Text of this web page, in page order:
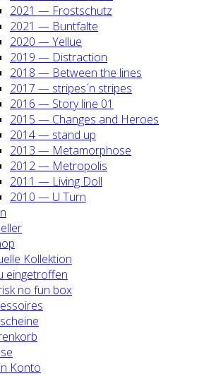
2021 — Frost­schutz
2021 — Bunt­fal­te
2020 — Yel­lue
2019 — Dis­trac­tion
2018 — Bet­ween the lines
2017 — stripes´n stripes
2016 — Sto­ry line 01
2015 — Chan­ges and Heroes
2014 — stand up
2013 — Meta­mor­pho­se
2012 — Metro­po­lis
2011 — Living Doll
2010 — U Turn
Kol­lek­ti­on
ein­ge­trof­fen
no fun box
Kon­to